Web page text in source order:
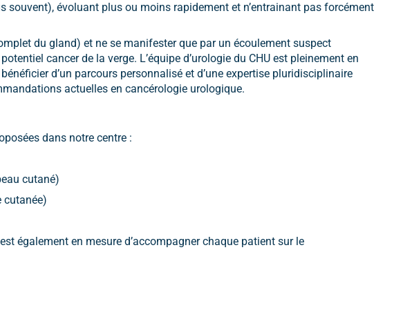
évoluant plus ou moins rapidement et n’entrainant pas forcément
du gland) et ne se manifester que par un écoulement suspect
cancer de la verge. L’équipe d’urologie du CHU est pleinement en
d’un parcours personnalisé et d’une expertise pluridisciplinaire
actuelles en cancérologie urologique.
dans notre centre :
cutané)
cutanée)
également en mesure d’accompagner chaque patient sur le